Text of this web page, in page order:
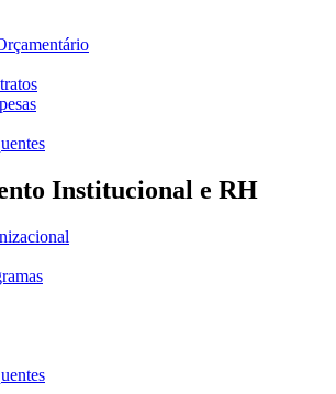
Institucional e RH